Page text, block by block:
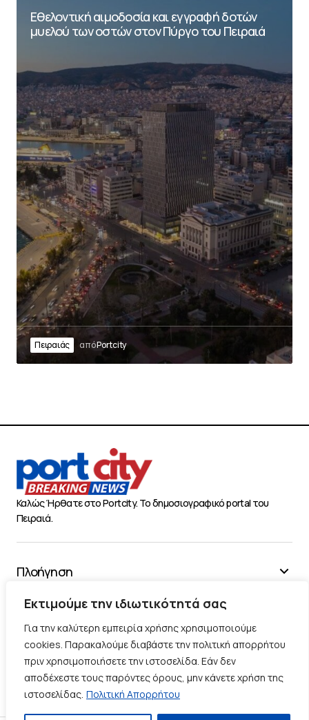
Εκτιμούμε την ιδιωτικότητά σας
Για την καλύτερη εμπειρία χρήσης χρησιμοποιούμε
cookies. Παρακαλούμε διαβάστε την πολιτική απορρήτου
πριν χρησιμοποιήσετε την ιστοσελίδα. Εάν δεν
αποδέχεστε τους παρόντες όρους, μην κάνετε χρήση της
ιστοσελίδας. Πολιτική Απορρήτου
Εθελοντική αιμοδοσία και εγγραφή δοτών
μυελού των οστών στον Πύργο του Πειραιά
Πειραιάς απόPortcity
Καλώς Ήρθατε στο Portcity. Το δημοσιογραφικό portal του
Πειραιά.
Πλοήγηση
Χρήσιμα
Διάφορα
Ακολουθήστε μας